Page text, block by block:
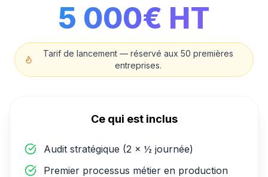
5 000€ HT
Tarif de lancement — réservé aux 50 premières
entreprises.
Ce qui est inclus
Audit stratégique (2 × ½ journée)
Premier processus métier en production